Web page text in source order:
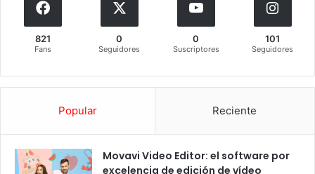
821
Fans
0
Seguidores
0
Suscriptores
101
Seguidores
Popular Reciente
Movavi Video Editor: el software por
excelencia de edición de vídeo